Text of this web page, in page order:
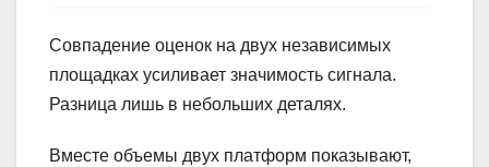
Совпадение оценок на двух независимых
площадках усиливает значимость сигнала.
Разница лишь в небольших деталях.
Вместе объемы двух платформ показывают,